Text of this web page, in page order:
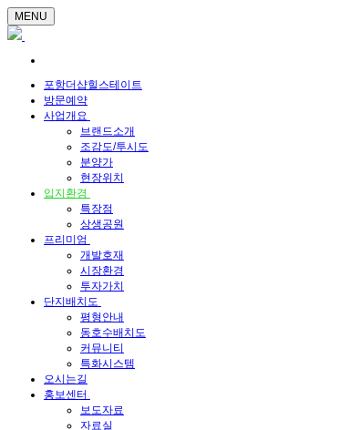
MENU
포항더샵힐스테이트
방문예약
사업개요
브랜드소개
조감도/투시도
분양가
현장위치
입지환경
특장점
상생공원
프리미엄
개발호재
시장환경
투자가치
단지배치도
평형안내
동호수배치도
커뮤니티
특화시스템
오시는길
홍보센터
보도자료
자료실